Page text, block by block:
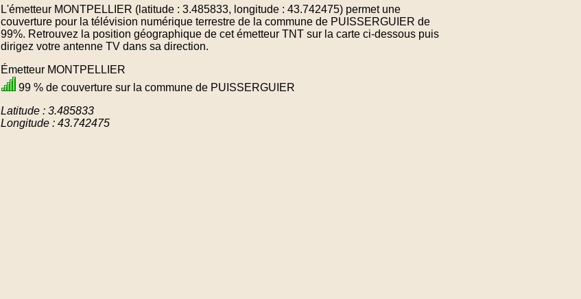
L'émetteur MONTPELLIER (latitude : 3.485833, longitude : 43.742475) permet une
couverture pour la télévision numérique terrestre de la commune de PUISSERGUIER de
99%. Retrouvez la position géographique de cet émetteur TNT sur la carte ci-dessous puis
dirigez votre antenne TV dans sa direction.
Émetteur MONTPELLIER
99 % de couverture sur la commune de PUISSERGUIER
Latitude : 3.485833
Longitude : 43.742475